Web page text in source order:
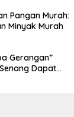
Pangan Murah:
Minyak Murah
Gerangan”
Dapat